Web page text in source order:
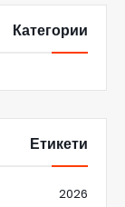
Категории
Етикети
2026